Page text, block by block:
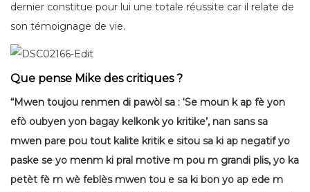
dernier constitue pour lui une totale réussite car il relate de
son témoignage de vie.
Que pense Mike des critiques ?
“Mwen toujou renmen di pawòl sa : ‘Se moun k ap fè yon
efò oubyen yon bagay kelkonk yo kritike’, nan sans sa
mwen pare pou tout kalite kritik e sitou sa ki ap negatif yo
paske se yo menm ki pral motive m pou m grandi plis, yo ka
petèt fè m wè feblès mwen tou e sa ki bon yo ap ede m